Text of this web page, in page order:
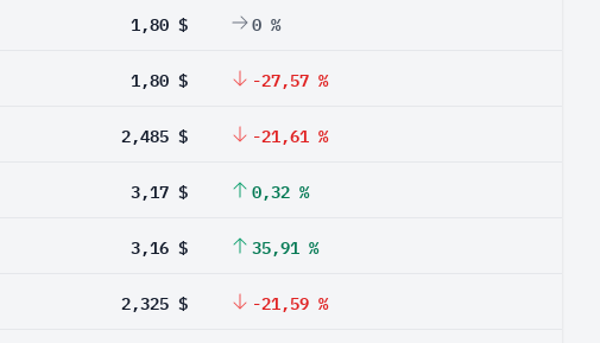
1,80 $ 0 %
1,80 $ -27,57 %
2,485 $ -21,61 %
3,17 $ 0,32 %
3,16 $ 35,91 %
2,325 $ -21,59 %